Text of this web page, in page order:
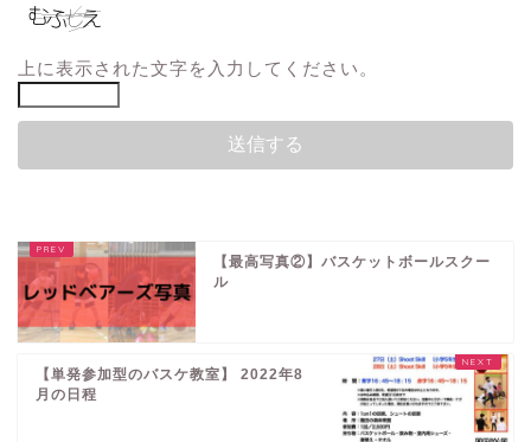
上に表示された文字を入力してください。
【最高写真②】バスケットボールスクー
ル
【単発参加型のバスケ教室】 2022年8
月の日程